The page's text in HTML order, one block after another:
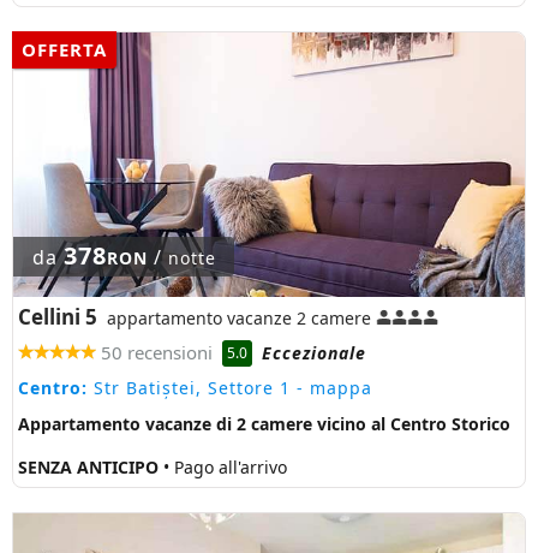
OFFERTA
da378RON / notte
Cellini 5 appartamento vacanze 2 camere
50 recensioni 5.0
Eccezionale
Centro: Str Batiștei, Settore 1 - mappa
Appartamento vacanze di 2 camere vicino al Centro Storico
SENZA ANTICIPO • Pago all'arrivo